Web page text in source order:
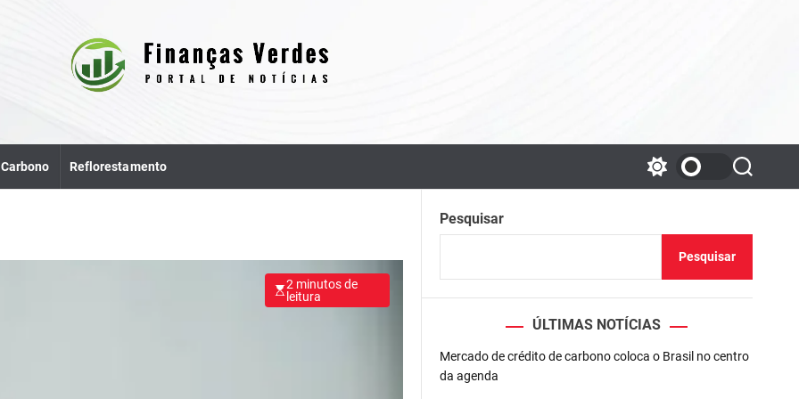
Reflorestamento
w
c
o
r
o
S
e
c
2 minutos de
leitura
Pesquisar
Pesquisar
ÚLTIMAS NOTÍCIAS
Mercado de crédito de carbono coloca o Brasil no centro
da agenda